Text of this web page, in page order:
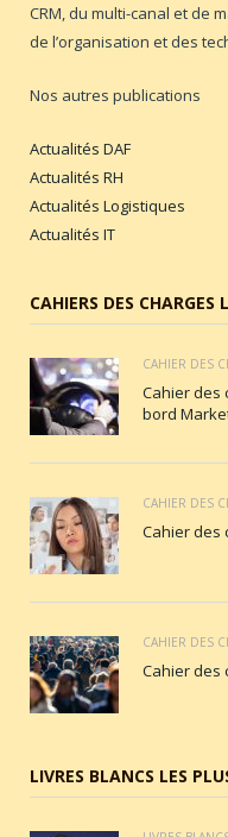
CRM, du multi-canal et de
de l’organisation et des
Nos autres publications
Actualités DAF
Actualités RH
Actualités Logistiques
Actualités IT
CAHIERS DES CHARGES
CAHIER DES
Cahier des
bord
CAHIER DES
Cahier des
CAHIER DES
Cahier des
LIVRES BLANCS LES